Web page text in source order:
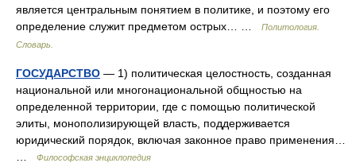
является центральным понятием в политике, и поэтому его
определение служит предметом острых… …
Политология.
Словарь.
ГОСУДАРСТВО — 1) политическая целостность, созданная
национальной или многонациональной общностью на
определенной территории, где с помощью политической
элиты, монополизирующей власть, поддерживается
юридический порядок, включая законное право применения…
Философская энциклопедия